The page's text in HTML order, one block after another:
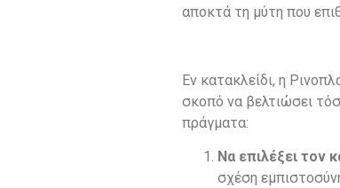
αποκτά τη μύτη που
Εν κατακλείδι, η
σκοπό να βελτιώσει
πράγματα:
Να επιλέξει τον
σχέση